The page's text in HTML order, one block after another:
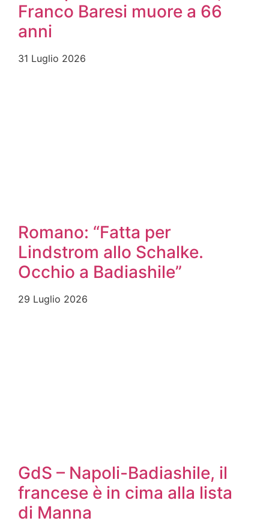
Franco Baresi muore a 66
anni
31 Luglio 2026
Romano: “Fatta per
Lindstrom allo Schalke.
Occhio a Badiashile”
29 Luglio 2026
GdS – Napoli-Badiashile, il
francese è in cima alla lista
di Manna